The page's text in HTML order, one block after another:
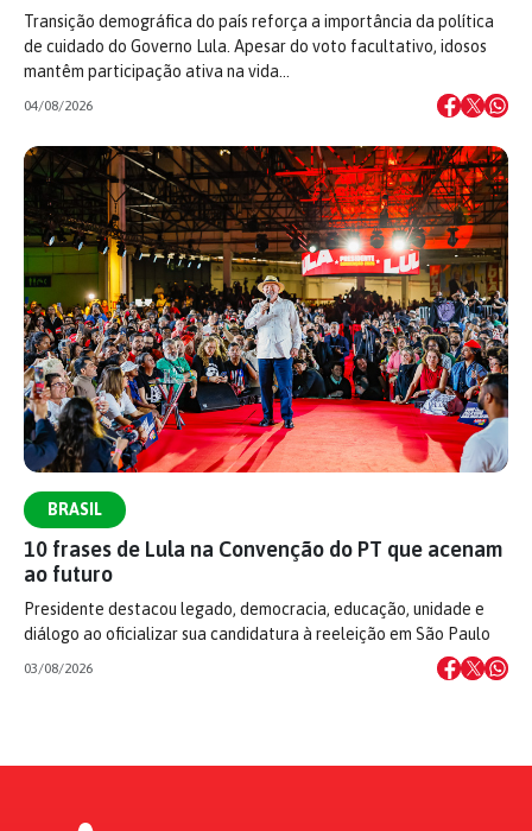
Transição demográfica do país reforça a importância da política
de cuidado do Governo Lula. Apesar do voto facultativo, idosos
mantêm participação ativa na vida…
04/08/2026
BRASIL
10 frases de Lula na Convenção do PT que acenam
ao futuro
Presidente destacou legado, democracia, educação, unidade e
diálogo ao oficializar sua candidatura à reeleição em São Paulo
03/08/2026